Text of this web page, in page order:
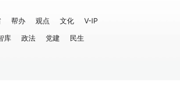
帮办 观点 文化
V-IP
库 政法 党建
民生